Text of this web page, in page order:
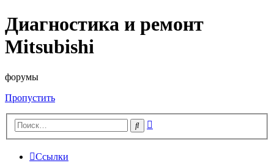
Диагностика и ремонт
Mitsubishi
форумы
Пропустить
Поиск
Ссылки